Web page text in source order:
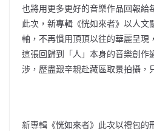
也將用更多更好的音樂作品回報給
此次，新專輯《恍如來者》以人文
軸，不再慣用頂頂以往的華麗呈現
這張回歸到「人」本身的音樂創作
涉，歷盡艱辛親赴藏區取景拍攝，
新專輯《恍如來者》此次以禮包的